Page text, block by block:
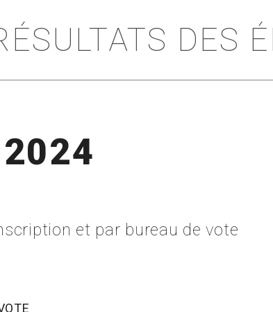
DES
et par bureau de vote